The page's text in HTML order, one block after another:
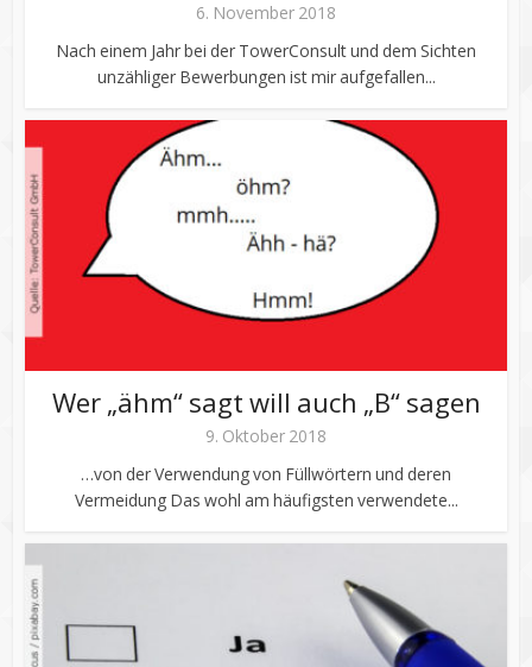
6. November 2018
Nach einem Jahr bei der TowerConsult und dem Sichten
unzähliger Bewerbungen ist mir aufgefallen...
Wer „ähm“ sagt will auch „B“ sagen
9. Oktober 2018
…von der Verwendung von Füllwörtern und deren
Vermeidung Das wohl am häufigsten verwendete...